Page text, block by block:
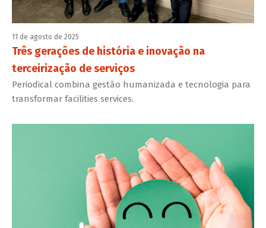
11 de agosto de 2025
Três gerações de história e inovação na
terceirização de serviços
Periodical combina gestão humanizada e tecnologia para
transformar facilities services.